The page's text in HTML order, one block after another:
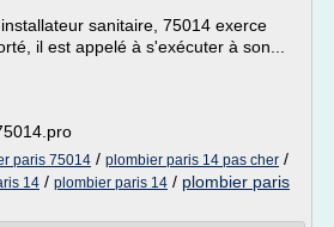
sanitaire, 75014 exerce
il est appelé à s'exécuter à son...
paris 75014 / plombier paris 14 pas cher /
14 / plombier paris 14 / plombier paris